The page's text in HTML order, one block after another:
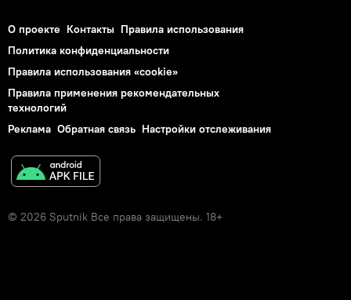
О проекте Контакты Правила использования
Политика конфиденциальности
Правила использования «cookie»
Правила применения рекомендательных
технологий
Реклама Обратная связь Настройки отслеживания
© 2026 Sputnik Все права защищены. 18+